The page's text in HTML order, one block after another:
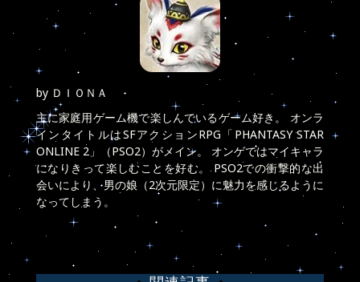
by ＤＩＯＮＡ
主に家庭用ゲーム機で楽しんでいるゲーム好き。 オンラ
インタイトルはSFアクションRPG「PHANTASY STAR
ONLINE 2」（PSO2）がメイン。 オンゲではマイキャラ
になりきって楽しむことを好む。 PSO2での衝撃的な出
会いにより、男の娘（2次元限定）に魅力を感じるように
なってしまう。